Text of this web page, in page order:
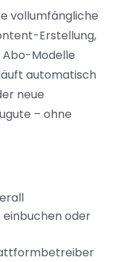
vollumfängliche
Erstellung,
Abo-Modelle
automatisch
neue
– ohne
oder